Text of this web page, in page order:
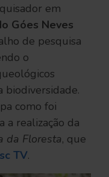
em
Góes Neves
de pesquisa
o
biodiversidade.
como foi
a realização da
da Floresta, que
TV.